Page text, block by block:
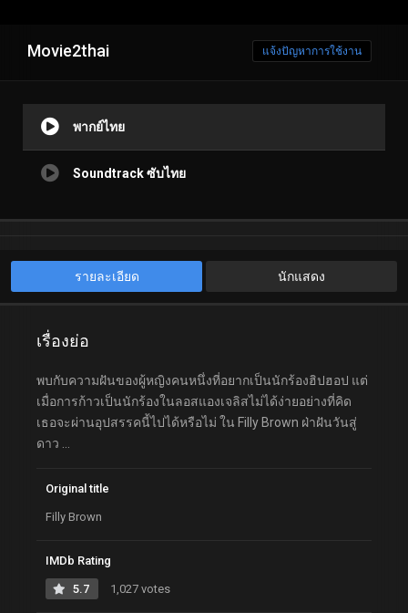
Movie2thai แจ้งปัญหาการใช้งาน
พากย์ไทย
Soundtrack ซับไทย
รายละเอียด นักแสดง
เรื่องย่อ
พบกับความฝันของผู้หญิงคนหนึ่งที่อยากเป็นนักร้องฮิปฮอป แต่
เมื่อการก้าวเป็นนักร้องในลอสแองเจลิสไม่ได้ง่ายอย่างที่คิด
เธอจะผ่านอุปสรรคนี้ไปได้หรือไม่ ใน Filly Brown ฝ่าฝันวันสู่
ดาว …
Original title
Filly Brown
IMDb Rating
5.7 1,027 votes